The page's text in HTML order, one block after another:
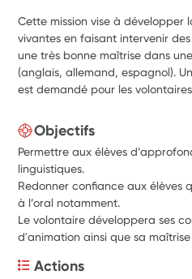
Cette mission vise à développer
vivantes en faisant intervenir
une très bonne maîtrise dans
(anglais, allemand, espagnol).
est demandé pour les
Objectifs
Permettre aux élèves
linguistiques.
Redonner confiance aux élèves
à l’oral notamment.
Le volontaire développera ses
d'animation ainsi que sa
Actions